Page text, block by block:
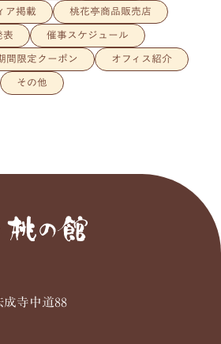
ア掲載 桃花亭商品販売店
表 催事スケジュール
間限定クーポン オフィス紹介
その他
寺中道88